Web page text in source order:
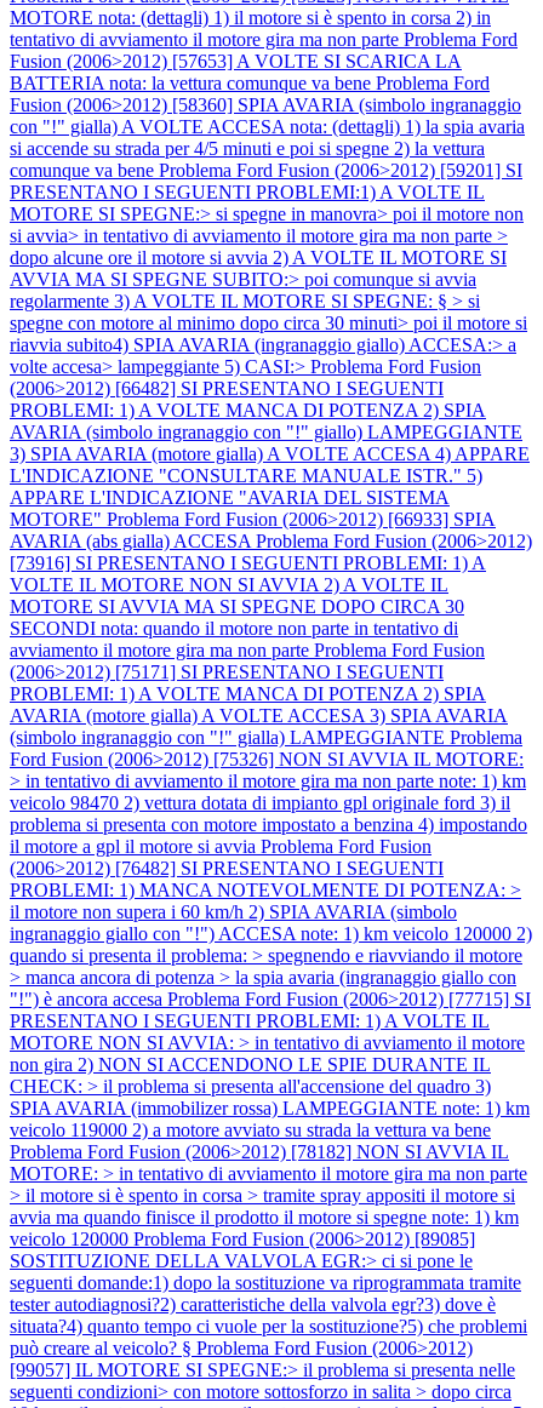
MOTORE nota: (dettagli) 1) il motore si è spento in corsa 2) in
tentativo di avviamento il motore gira ma non parte Problema Ford
Fusion (2006>2012) [57653] A VOLTE SI SCARICA LA
BATTERIA nota: la vettura comunque va bene Problema Ford
Fusion (2006>2012) [58360] SPIA AVARIA (simbolo ingranaggio
con "!" gialla) A VOLTE ACCESA nota: (dettagli) 1) la spia avaria
si accende su strada per 4/5 minuti e poi si spegne 2) la vettura
comunque va bene Problema Ford Fusion (2006>2012) [59201] SI
PRESENTANO I SEGUENTI PROBLEMI:1) A VOLTE IL
MOTORE SI SPEGNE:> si spegne in manovra> poi il motore non
si avvia> in tentativo di avviamento il motore gira ma non parte >
dopo alcune ore il motore si avvia 2) A VOLTE IL MOTORE SI
AVVIA MA SI SPEGNE SUBITO:> poi comunque si avvia
regolarmente 3) A VOLTE IL MOTORE SI SPEGNE: § > si
spegne con motore al minimo dopo circa 30 minuti> poi il motore si
riavvia subito4) SPIA AVARIA (ingranaggio giallo) ACCESA:> a
volte accesa> lampeggiante 5) CASI:> Problema Ford Fusion
(2006>2012) [66482] SI PRESENTANO I SEGUENTI
PROBLEMI: 1) A VOLTE MANCA DI POTENZA 2) SPIA
AVARIA (simbolo ingranaggio con "!" giallo) LAMPEGGIANTE
3) SPIA AVARIA (motore gialla) A VOLTE ACCESA 4) APPARE
L'INDICAZIONE "CONSULTARE MANUALE ISTR." 5)
APPARE L'INDICAZIONE "AVARIA DEL SISTEMA
MOTORE" Problema Ford Fusion (2006>2012) [66933] SPIA
AVARIA (abs gialla) ACCESA Problema Ford Fusion (2006>2012)
[73916] SI PRESENTANO I SEGUENTI PROBLEMI: 1) A
VOLTE IL MOTORE NON SI AVVIA 2) A VOLTE IL
MOTORE SI AVVIA MA SI SPEGNE DOPO CIRCA 30
SECONDI nota: quando il motore non parte in tentativo di
avviamento il motore gira ma non parte Problema Ford Fusion
(2006>2012) [75171] SI PRESENTANO I SEGUENTI
PROBLEMI: 1) A VOLTE MANCA DI POTENZA 2) SPIA
AVARIA (motore gialla) A VOLTE ACCESA 3) SPIA AVARIA
(simbolo ingranaggio con "!" gialla) LAMPEGGIANTE Problema
Ford Fusion (2006>2012) [75326] NON SI AVVIA IL MOTORE:
> in tentativo di avviamento il motore gira ma non parte note: 1) km
veicolo 98470 2) vettura dotata di impianto gpl originale ford 3) il
problema si presenta con motore impostato a benzina 4) impostando
il motore a gpl il motore si avvia Problema Ford Fusion
(2006>2012) [76482] SI PRESENTANO I SEGUENTI
PROBLEMI: 1) MANCA NOTEVOLMENTE DI POTENZA: >
il motore non supera i 60 km/h 2) SPIA AVARIA (simbolo
ingranaggio giallo con "!") ACCESA note: 1) km veicolo 120000 2)
quando si presenta il problema: > spegnendo e riavviando il motore
> manca ancora di potenza > la spia avaria (ingranaggio giallo con
"!") è ancora accesa Problema Ford Fusion (2006>2012) [77715] SI
PRESENTANO I SEGUENTI PROBLEMI: 1) A VOLTE IL
MOTORE NON SI AVVIA: > in tentativo di avviamento il motore
non gira 2) NON SI ACCENDONO LE SPIE DURANTE IL
CHECK: > il problema si presenta all'accensione del quadro 3)
SPIA AVARIA (immobilizer rossa) LAMPEGGIANTE note: 1) km
veicolo 119000 2) a motore avviato su strada la vettura va bene
Problema Ford Fusion (2006>2012) [78182] NON SI AVVIA IL
MOTORE: > in tentativo di avviamento il motore gira ma non parte
> il motore si è spento in corsa > tramite spray appositi il motore si
avvia ma quando finisce il prodotto il motore si spegne note: 1) km
veicolo 120000 Problema Ford Fusion (2006>2012) [89085]
SOSTITUZIONE DELLA VALVOLA EGR:> ci si pone le
seguenti domande:1) dopo la sostituzione va riprogrammata tramite
tester autodiagnosi?2) caratteristiche della valvola egr?3) dove è
situata?4) quanto tempo ci vuole per la sostituzione?5) che problemi
può creare al veicolo? § Problema Ford Fusion (2006>2012)
[99057] IL MOTORE SI SPEGNE:> il problema si presenta nelle
seguenti condizioni> con motore sottosforzo in salita > dopo circa